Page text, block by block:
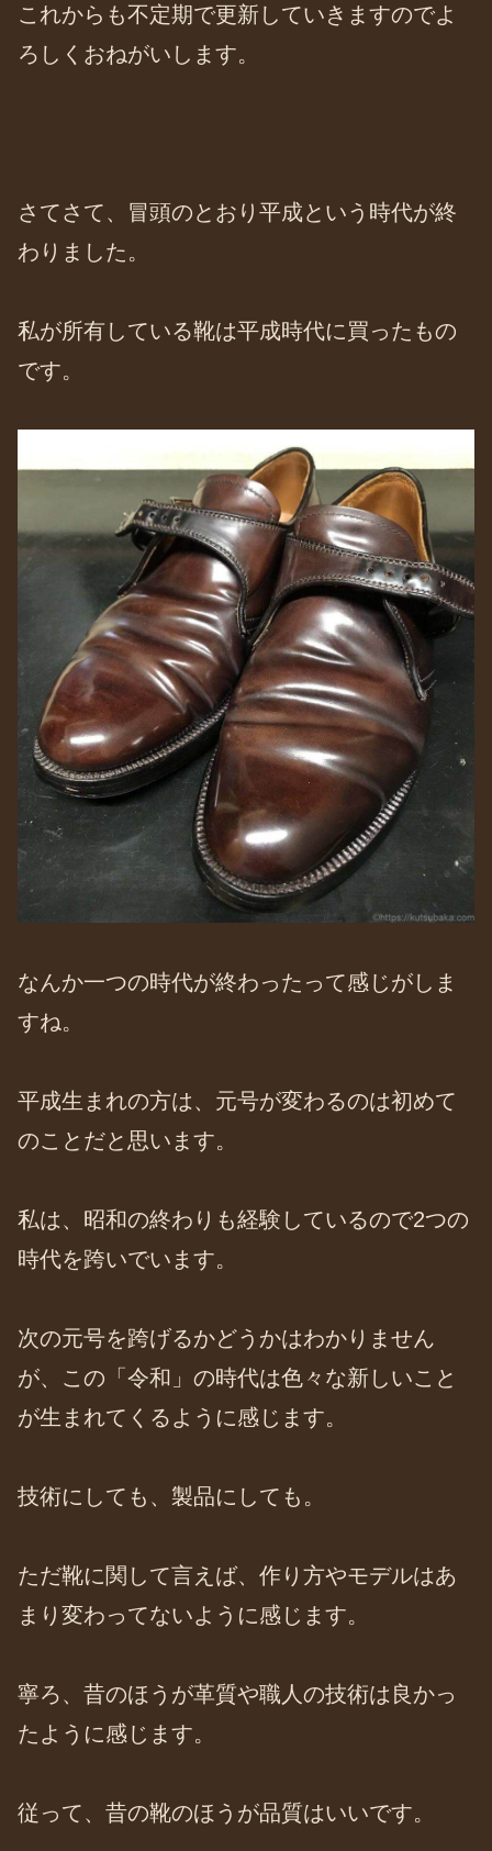
これからも不定期で更新していきますのでよ
ろしくおねがいします。
さてさて、冒頭のとおり平成という時代が終
わりました。
私が所有している靴は平成時代に買ったもの
です。
なんか一つの時代が終わったって感じがしま
すね。
平成生まれの方は、元号が変わるのは初めて
のことだと思います。
私は、昭和の終わりも経験しているので2つの
時代を跨いでいます。
次の元号を跨げるかどうかはわかりません
が、この「令和」の時代は色々な新しいこと
が生まれてくるように感じます。
技術にしても、製品にしても。
ただ靴に関して言えば、作り方やモデルはあ
まり変わってないように感じます。
寧ろ、昔のほうが革質や職人の技術は良かっ
たように感じます。
従って、昔の靴のほうが品質はいいです。